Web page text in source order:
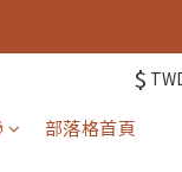
$
部落格首頁